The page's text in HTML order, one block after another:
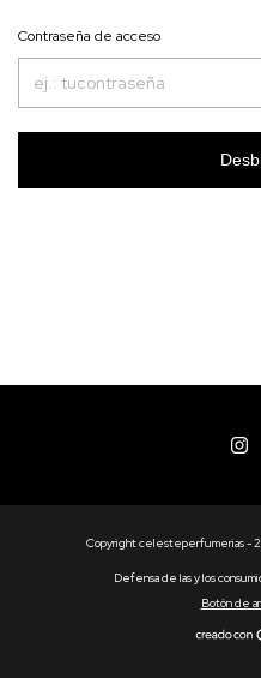
Contraseña de acceso
Copyright celesteperfumerias -
Defensa de las y los
Botón de